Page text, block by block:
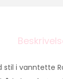
stil i vanntette